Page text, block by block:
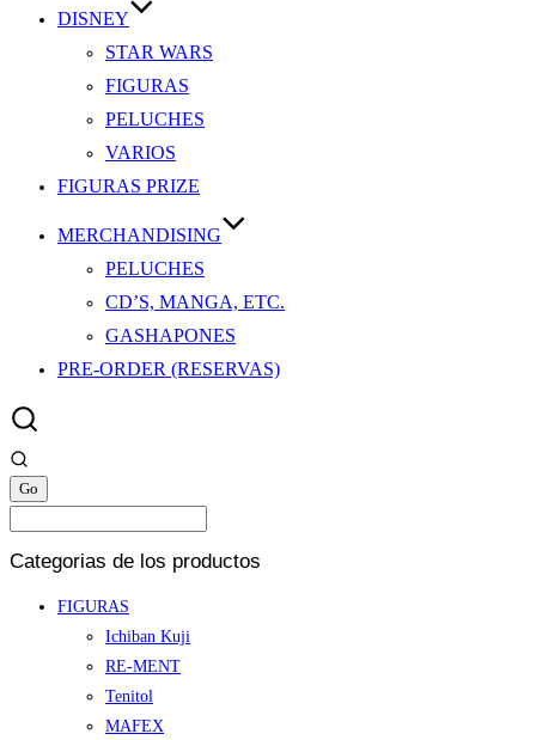
DISNEY
STAR WARS
FIGURAS
PELUCHES
VARIOS
FIGURAS PRIZE
MERCHANDISING
PELUCHES
CD’S, MANGA, ETC.
GASHAPONES
PRE-ORDER (RESERVAS)
Categorias de los productos
FIGURAS
Ichiban Kuji
RE-MENT
Tenitol
MAFEX